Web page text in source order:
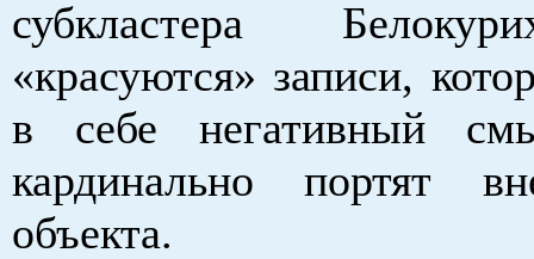
субкластера
«красуются» записи,
в себе негативный
кардинально портят
объекта.